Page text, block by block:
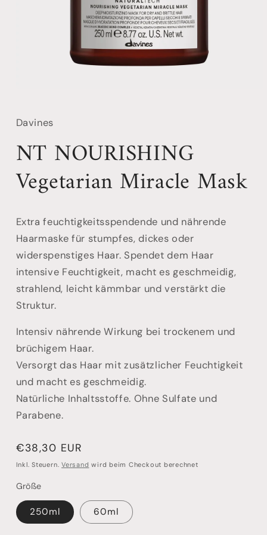
Davines
NT NOURISHING
Vegetarian Miracle Mask
Extra feuchtigkeitsspendende und nährende
Haarmaske für stumpfes, dickes oder
widerspenstiges Haar. Spendet dem Haar
intensive Feuchtigkeit, macht es geschmeidig,
strahlend, leicht kämmbar und verstärkt die
Struktur.
Intensiv nährende Wirkung bei trockenem und
brüchigem Haar.
Versorgt das Haar mit zusätzlicher Feuchtigkeit
und macht es geschmeidig.
Natürliche Inhaltsstoffe. Ohne Sulfate und
Parabene.
Normaler
Preis
€38,30 EUR
Inkl. Steuern.Versand wird beim Checkout berechnet
Größe
250ml 60ml